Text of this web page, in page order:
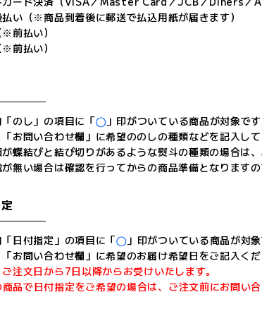
払い（※商品到着後に郵送で払込用紙が届きます）
前払い）
前払い）
のし」の項目に「
」印がついている商品が対象です
お問い合わせ欄」に希望ののしの種類などを記入して
蝶結びと結び切りがあるような熨斗の種類の場合は
無い場合は確認を行ってからの商品準備となります
日付指定」の項目に「
」印がついている商品が対象
お問い合わせ欄」に希望のお届け希望日をご記入くだ
注文日から7日以降からお受けいたします。
商品で日付指定をご希望の場合は、ご注文前にお問い合